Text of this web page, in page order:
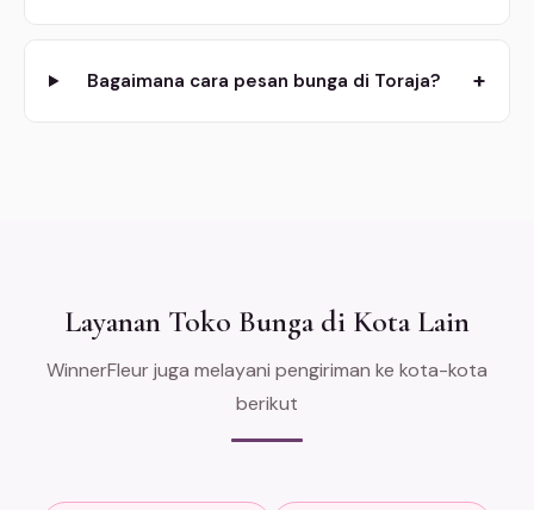
Bagaimana cara pesan bunga di Toraja? +
Layanan Toko Bunga di Kota Lain
WinnerFleur juga melayani pengiriman ke kota-kota
berikut